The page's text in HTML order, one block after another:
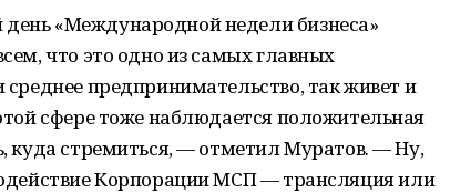
«Международной недели бизнеса»
что это одно из самых главных
предпринимательство, так живет и
сфере тоже наблюдается положительная
куда стремиться, — отметил Муратов. — Ну,
Корпорации МСП — трансляция или